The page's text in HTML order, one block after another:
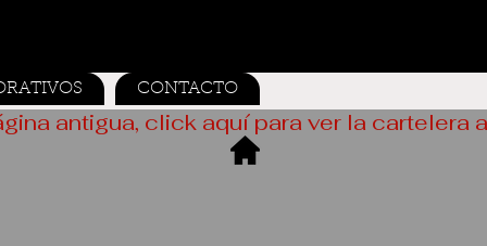
CONTACTO